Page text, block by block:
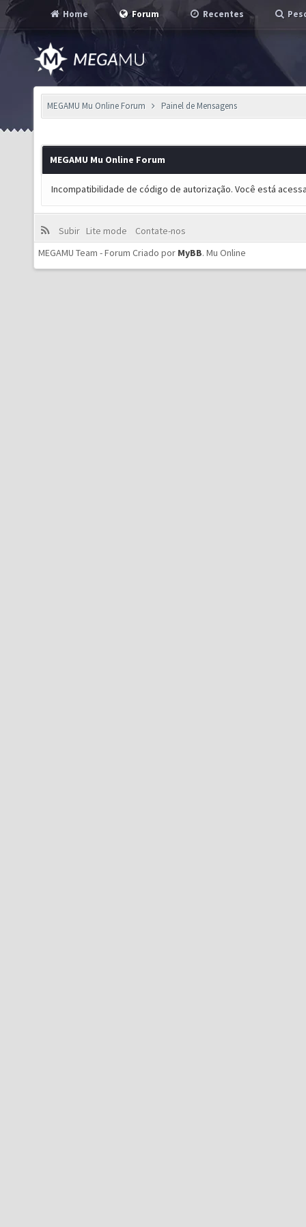
Home Forum Recentes
MEGAMU Mu Online Forum Painel de Mensagens
MEGAMU Mu Online Forum
Incompatibilidade de código de autorização. Você está
Subir Lite mode
Contate-nos
MEGAMU Team - Forum Criado por MyBB. Mu Online